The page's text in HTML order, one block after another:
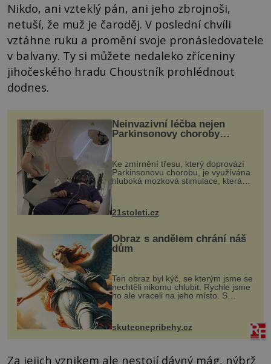
Nikdo, ani vzteklý pán, ani jeho zbrojnoši,
netuší, že muž je čaroděj. V poslední chvíli
vztáhne ruku a promění svoje pronásledovatele
v balvany. Ty si můžete nedaleko zříceniny
jihočeského hradu Choustník prohlédnout
dodnes.
Neinvazivní léčba nejen
Parkinsonovy choroby
Ke zmírnění třesu, který doprovází
Parkinsonovu chorobu, je využívána
hluboká mozková stimulace, která
však vyžaduje vysoce invazivní
k dostatečně přesnému zacílení ...
21stoleti.cz
Obraz s andělem chrání náš
dům
Ten obraz byl kýč, se kterým jsme se
nechtěli nikomu chlubit. Rychle jsme
ho ale vraceli na jeho místo. S
manželem Vaškem jsme si pořídili
chaloupku, takový domek na severu
Čech, kde jsme si naplánova...
skutecnepribehy.cz
Za jejich vznikem ale nestojí dávný mág, nýbrž